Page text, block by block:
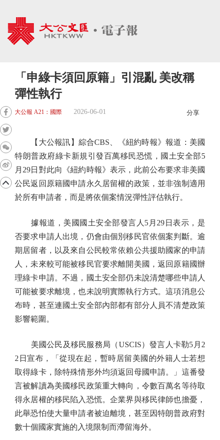
「申綠卡須回原籍」引混亂 美改稱
彈性執行
大公報 A21：國際 2026-06-01 分享
【大公報訊】綜合CBS、《紐約時報》報道：美國
特朗普政府綠卡新規引發百萬移民恐慌，國土安全部5
月29日對此向《紐約時報》表示，此前公布要求非美國
公民返回原籍國申請永久居留權的政策，並非強制適用
於所有申請者，而是將依個案情況彈性評估執行。
據報道，美國國土安全部發言人5月29日表示，是
否要求申請人出境，仍會由個別移民官依個案判斷。逾
期居留者，以及來自公民較常依賴公共援助國家的申請
人，未來較可能被移民官要求離開美國，返回原籍國辦
理綠卡申請。不過，國土安全部仍未說清楚哪些申請人
可能被要求離境，也未說明實際執行方式。這項消息公
布時，甚至連國土安全部內部都有部分人員不清楚政策
影響範圍。
美國公民及移民服務局（USCIS）發言人卡勒5月2
2日宣布，「從現在起，暫時居留美國的外籍人士若想
取得綠卡，除特殊情形外均須返回母國申請。」這番發
言被解讀為美國移民政策重大轉向，令數百萬名等待取
得永居權的移民陷入恐慌。企業界與移民律師也擔憂，
此舉恐怕使大量申請者被迫離境，甚至因特朗普政府對
數十個國家實施的入境限制而滯留海外。